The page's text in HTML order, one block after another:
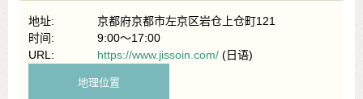
地址:
京都府京都市左京区岩仓上仓町121
时间:
9:00～17:00
URL:
https://www.jissoin.com/ (日语)
地理位置